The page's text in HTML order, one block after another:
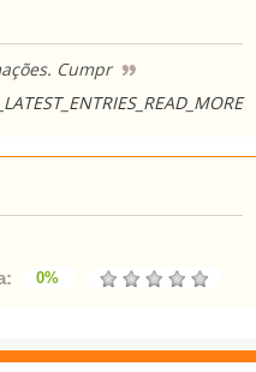
Cumpr
0%